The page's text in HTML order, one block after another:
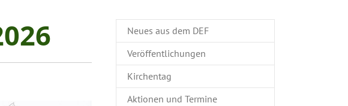
Neues aus dem DEF
Veröffentlichungen
Kirchentag
Aktionen und Termine